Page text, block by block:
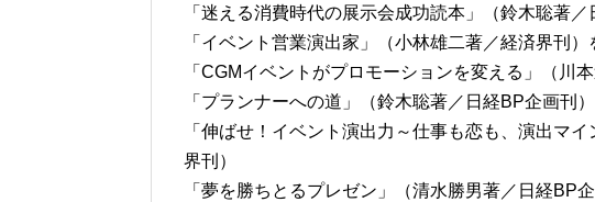
「迷える消費時代の展示会成功読本」（鈴木聡著／
「イベント営業演出家」（小林雄二著／経済界刊）
「CGMイベントがプロモーションを変える」（川
「プランナーへの道」（鈴木聡著／日経BP企画刊）
「伸ばせ！イベント演出力～仕事も恋も、演出マ
界刊）
「夢を勝ちとるプレゼン」（清水勝男著／日経BP企